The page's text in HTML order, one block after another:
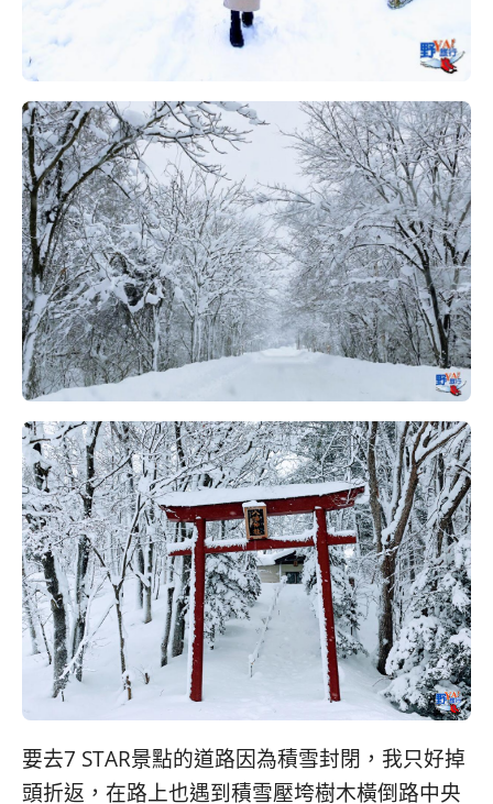
要去7 STAR景點的道路因為積雪封閉，我只好掉
頭折返，在路上也遇到積雪壓垮樹木橫倒路中央